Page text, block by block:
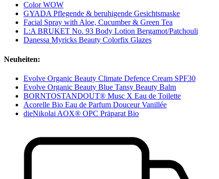
Color WOW
GYADA Pflegende & beruhigende Gesichtsmaske
Facial Spray with Aloe, Cucumber & Green Tea
L:A BRUKET No. 93 Body Lotion Bergamot/Patchouli
Danessa Myricks Beauty Colorfix Glazes
Neuheiten:
Evolve Organic Beauty Climate Defence Cream SPF30
Evolve Organic Beauty Blue Tansy Beauty Balm
BORNTOSTANDOUT® Musc X Eau de Toilette
Acorelle Bio Eau de Parfum Douceur Vanillée
dieNikolai AOX® OPC Präparat Bio